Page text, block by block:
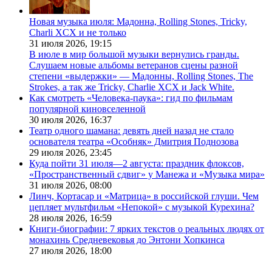
Новая музыка июля: Мадонна, Rolling Stones, Tricky,
Charli XCX и не только
31 июля 2026, 19:15
В июле в мир большой музыки вернулись гранды.
Слушаем новые альбомы ветеранов сцены разной
степени «выдержки» — Мадонны, Rolling Stones, The
Strokes, а так же Tricky, Charlie XCX и Jack White.
Как смотреть «Человека-паука»: гид по фильмам
популярной киновселенной
30 июля 2026, 16:37
Театр одного шамана: девять дней назад не стало
основателя театра «Особняк» Дмитрия Поднозова
29 июля 2026, 23:45
Куда пойти 31 июля—2 августа: праздник флоксов,
«Пространственный сдвиг» у Манежа и «Музыка мира»
31 июля 2026, 08:00
Линч, Кортасар и «Матрица» в российской глуши. Чем
цепляет мультфильм «Непокой» с музыкой Курехина?
28 июля 2026, 16:59
Книги-биографии: 7 ярких текстов о реальных людях от
монахинь Средневековья до Энтони Хопкинса
27 июля 2026, 18:00